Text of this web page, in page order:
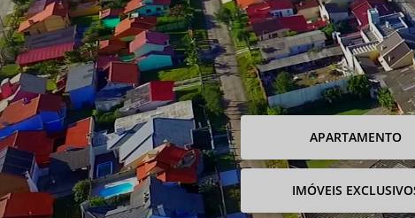
APARTAMENTO
IMÓVEIS